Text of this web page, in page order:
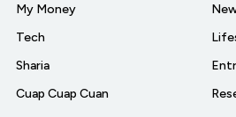
My Money
Tech
Sharia
Cuap Cuap Cuan